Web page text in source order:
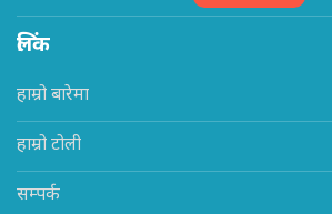
लिंक
हाम्रो बारेमा
हाम्रो टोली
सम्पर्क